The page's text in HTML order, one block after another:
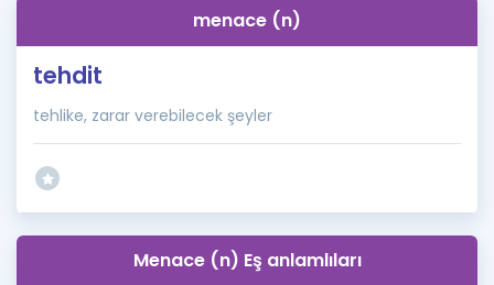
menace (n)
tehdit
tehlike, zarar verebilecek şeyler
Menace (n) Eş anlamlıları